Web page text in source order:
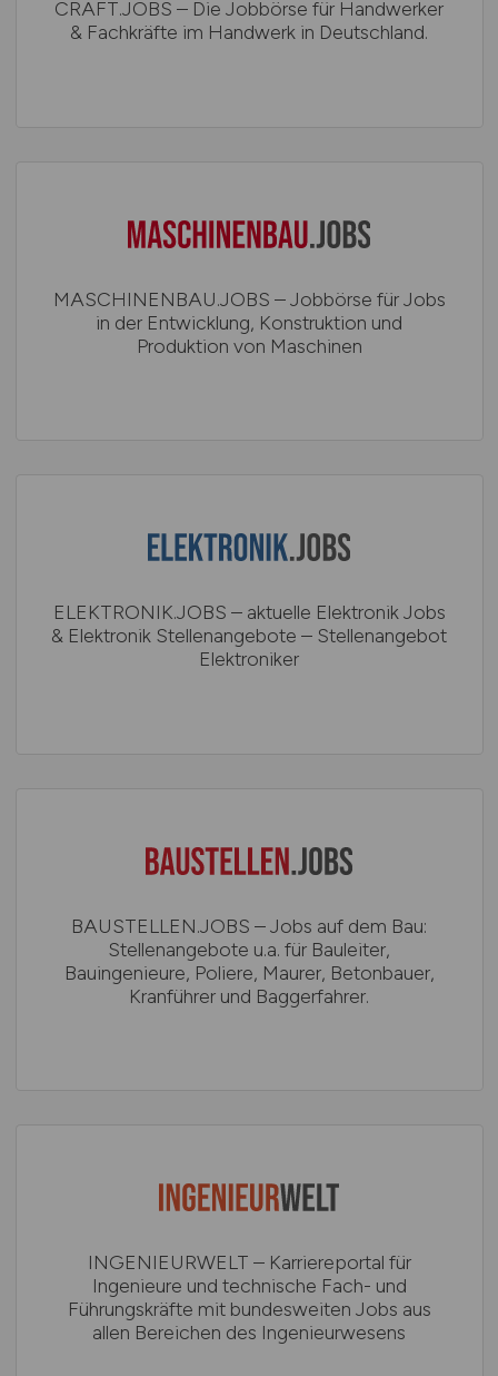
CRAFT.JOBS – Die Jobbörse für Handwerker
& Fachkräfte im Handwerk in Deutschland.
MASCHINENBAU.JOBS – Jobbörse für Jobs
in der Entwicklung, Konstruktion und
Produktion von Maschinen
ELEKTRONIK.JOBS – aktuelle Elektronik Jobs
& Elektronik Stellenangebote – Stellenangebot
Elektroniker
BAUSTELLEN.JOBS – Jobs auf dem Bau:
Stellenangebote u.a. für Bauleiter,
Bauingenieure, Poliere, Maurer, Betonbauer,
Kranführer und Baggerfahrer.
INGENIEURWELT – Karriereportal für
Ingenieure und technische Fach- und
Führungskräfte mit bundesweiten Jobs aus
allen Bereichen des Ingenieurwesens